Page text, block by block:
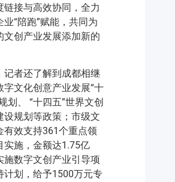
链接与高效协同，全力
业“陪跑”赋能，共同为
文创产业发展添加新的
记者还了解到成都相继
字文化创意产业发展“十
划、 “十四五”世界文创
设规划等政策；市级文
有效支持361个重点领
实施，金额达1.75亿
施数字文创产业引导项
计划，给予1500万元专